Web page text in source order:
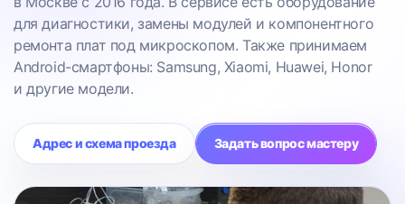
для диагностики, замены модулей и компонентного
ремонта плат под микроскопом. Также принимаем
Android-смартфоны: Samsung, Xiaomi, Huawei, Honor
и другие модели.
Адрес и схема проезда Задать вопрос мастеру